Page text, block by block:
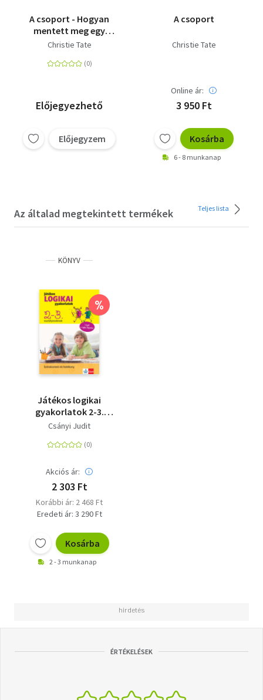
A csoport - Hogyan
mentett meg egy
terapeuta és néhány
Christie Tate
Előjegyezhető
Előjegyzem
A csoport
Christie Tate
Online ár:
3 950 Ft
Kosárba
6 - 8 munkanap
Az általad megtekintett termékek Teljes lista
KÖNYV
%
Játékos logikai
gyakorlatok 2-3.
osztályosoknak
Csányi Judit
Akciós ár:
2 303 Ft
Korábbi ár: 2 468 Ft
Eredeti ár: 3 290 Ft
Kosárba
2 - 3 munkanap
ÉRTÉKELÉSEK